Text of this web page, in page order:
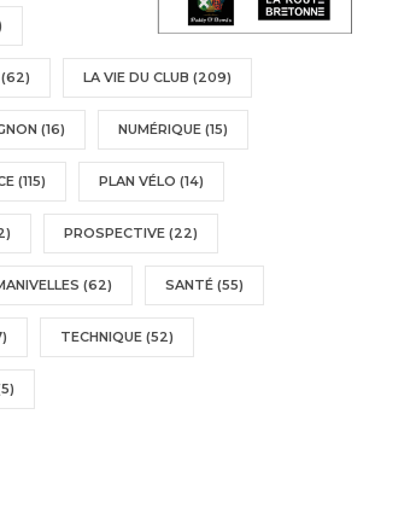
(62) LA VIE DU CLUB (209)
(16) NUMÉRIQUE (15)
(115) PLAN VÉLO (14)
PROSPECTIVE (22)
(62) SANTÉ (55)
TECHNIQUE (52)